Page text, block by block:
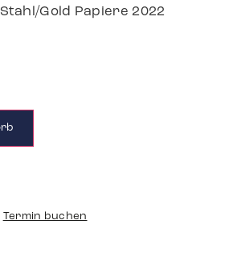
Stahl/Gold Papiere 2022
Termin buchen